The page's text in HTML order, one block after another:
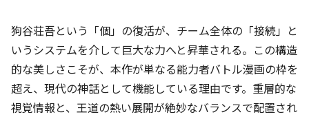
狗谷荘吾という「個」の復活が、チーム全体の「接続」と
いうシステムを介して巨大な力へと昇華される。この構造
的な美しさこそが、本作が単なる能力者バトル漫画の枠を
超え、現代の神話として機能している理由です。重層的な
視覚情報と、王道の熱い展開が絶妙なバランスで配置され